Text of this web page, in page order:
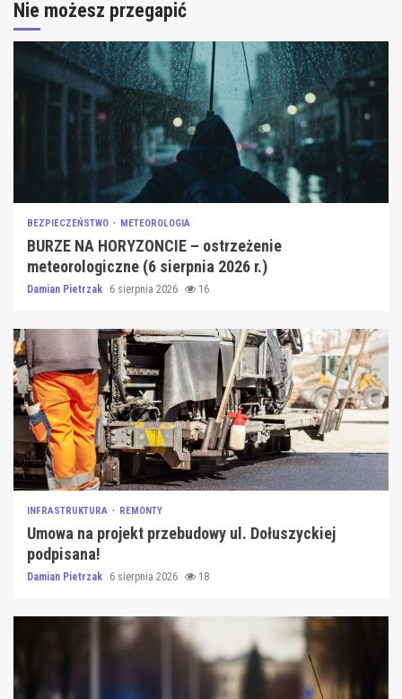
Nie możesz przegapić
BEZPIECZEŃSTWO METEOROLOGIA
BURZE NA HORYZONCIE – ostrzeżenie
meteorologiczne (6 sierpnia 2026 r.)
Damian Pietrzak 6 sierpnia 2026 16
INFRASTRUKTURA REMONTY
Umowa na projekt przebudowy ul. Dołuszyckiej
podpisana!
Damian Pietrzak 6 sierpnia 2026 18